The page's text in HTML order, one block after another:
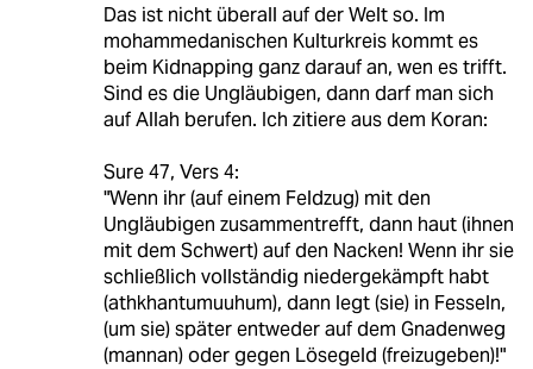
Das ist nicht überall auf der Welt so. Im
mohammedanischen Kulturkreis kommt es
beim Kidnapping ganz darauf an, wen es trifft.
Sind es die Ungläubigen, dann darf man sich
auf Allah berufen. Ich zitiere aus dem Koran:
Sure 47, Vers 4:
"Wenn ihr (auf einem Feldzug) mit den
Ungläubigen zusammentrefft, dann haut (ihnen
mit dem Schwert) auf den Nacken! Wenn ihr sie
schließlich vollständig niedergekämpft habt
(athkhantumuuhum), dann legt (sie) in Fesseln,
(um sie) später entweder auf dem Gnadenweg
(mannan) oder gegen Lösegeld (freizugeben)!"